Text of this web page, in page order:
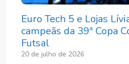
Euro Tech 5 e Lojas
campeãs da 39ª Copa
Futsal
20 de julho de 2026